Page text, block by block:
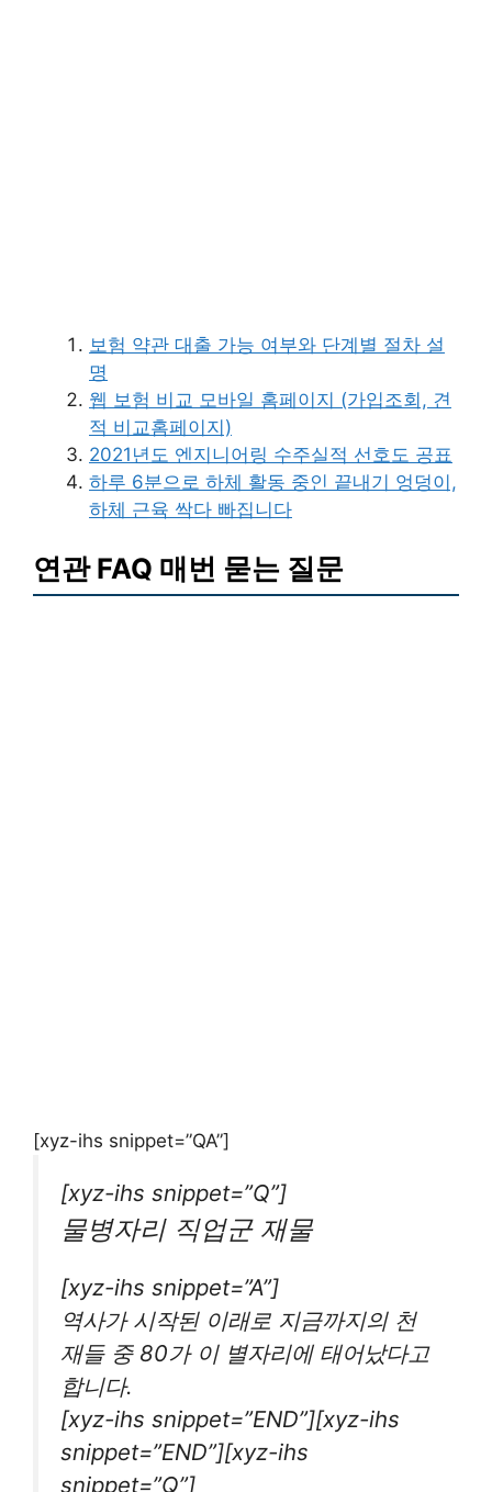
보험 약관 대출 가능 여부와 단계별 절차 설
명
웹 보험 비교 모바일 홈페이지 (가입조회, 견
적 비교홈페이지)
2021년도 엔지니어링 수주실적 선호도 공표
하루 6분으로 하체 활동 중인 끝내기 엉덩이,
하체 근육 싹다 빠집니다
연관 FAQ 매번 묻는 질문
[xyz-ihs snippet=”QA”]
[xyz-ihs snippet=”Q”]
물병자리 직업군 재물
[xyz-ihs snippet=”A”]
역사가 시작된 이래로 지금까지의 천
재들 중 80가 이 별자리에 태어났다고
합니다.
[xyz-ihs snippet=”END”][xyz-ihs
snippet=”END”][xyz-ihs
snippet=”Q”]